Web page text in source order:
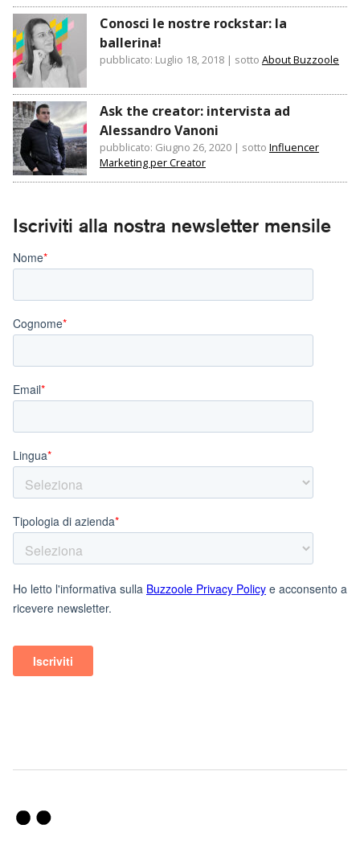
Conosci le nostre rockstar: la
ballerina!
pubblicato: Luglio 18, 2018 | sotto About Buzzoole
Ask the creator: intervista ad
Alessandro Vanoni
pubblicato: Giugno 26, 2020 | sotto Influencer
Marketing per Creator
Iscriviti alla nostra newsletter mensile